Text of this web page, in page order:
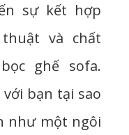
sự kết hợp
và chất
ghế sofa.
bạn tại sao
như một ngôi